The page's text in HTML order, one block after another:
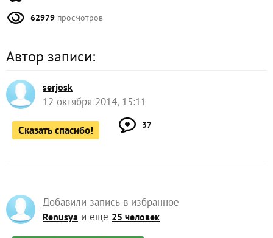
62979 просмотров
Автор записи:
serjosk
12 октября 2014, 15:11
Сказать спасибо! 37
Добавили запись в избранное
Renusya и еще 25 человек